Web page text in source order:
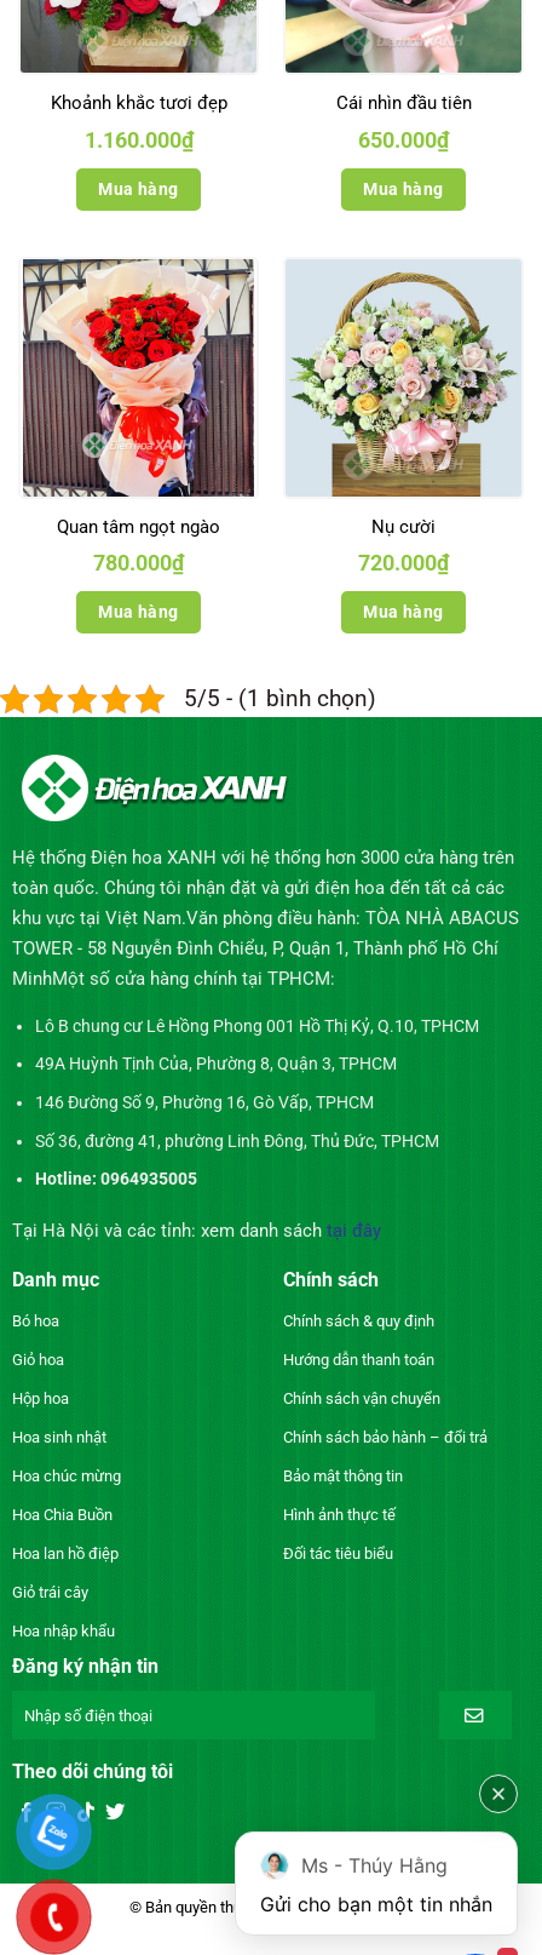
Khoảnh khắc tươi đẹp
1.160.000₫
Mua hàng
Cái nhìn đầu tiên
650.000₫
Mua hàng
Quan tâm ngọt ngào
780.000₫
Mua hàng
Nụ cười
720.000₫
Mua hàng
5/5 - (1 bình chọn)
Hệ thống Điện hoa XANH với hệ thống hơn 3000 cửa hàng trên
toàn quốc. Chúng tôi nhận đặt và gửi điện hoa đến tất cả các
khu vực tại Việt Nam.Văn phòng điều hành: TÒA NHÀ ABACUS
TOWER - 58 Nguyễn Đình Chiểu, P, Quận 1, Thành phố Hồ Chí
MinhMột số cửa hàng chính tại TPHCM:
Lô B chung cư Lê Hồng Phong 001 Hồ Thị Kỷ, Q.10, TPHCM
49A Huỳnh Tịnh Của, Phường 8, Quận 3, TPHCM
146 Đường Số 9, Phường 16, Gò Vấp, TPHCM
Số 36, đường 41, phường Linh Đông, Thủ Đức, TPHCM
Hotline: 0964935005
Tại Hà Nội và các tỉnh: xem danh sách tại đây
Danh mục
Bó hoa
Giỏ hoa
Hộp hoa
Hoa sinh nhật
Hoa chúc mừng
Hoa Chia Buồn
Hoa lan hồ điệp
Giỏ trái cây
Hoa nhập khẩu
Chính sách
Chính sách & quy định
Hướng dẫn thanh toán
Chính sách vận chuyển
Chính sách bảo hành – đổi trả
Bảo mật thông tin
Hình ảnh thực tế
Đối tác tiêu biểu
Đăng ký nhận tin
Theo dõi chúng tôi
© Bản quyền thuộc về DienhoaXANH.com
Ms - Thúy Hằng
Gửi cho bạn một tin nhắn